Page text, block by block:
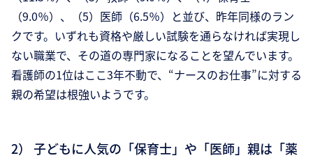
（9.0％）、（5）医師（6.5％）と並び、昨年同様のラン
クです。いずれも資格や厳しい試験を通らなければ実現し
ない職業で、その道の専門家になることを望んでいます。
看護師の1位はここ3年不動で、“ナースのお仕事”に対する
親の希望は根強いようです。
2） 子どもに人気の「保育士」や「医師」親は「薬